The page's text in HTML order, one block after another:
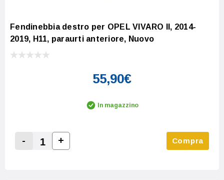
Fendinebbia destro per OPEL VIVARO II, 2014-
2019, H11, paraurti anteriore, Nuovo
55,90€
In magazzino
Decrease Quantity:
-
Increase Quantity:
+ Compra